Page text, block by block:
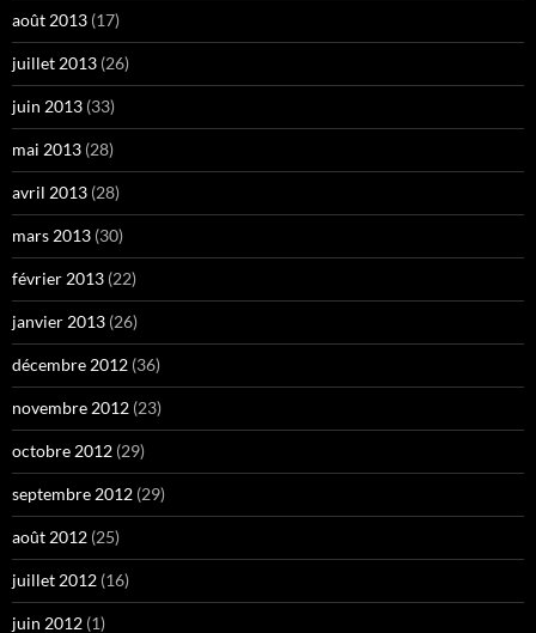
août 2013 (17)
juillet 2013 (26)
juin 2013 (33)
mai 2013 (28)
avril 2013 (28)
mars 2013 (30)
février 2013 (22)
janvier 2013 (26)
décembre 2012 (36)
novembre 2012 (23)
octobre 2012 (29)
septembre 2012 (29)
août 2012 (25)
juillet 2012 (16)
juin 2012 (1)